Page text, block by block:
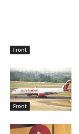
Front
Front